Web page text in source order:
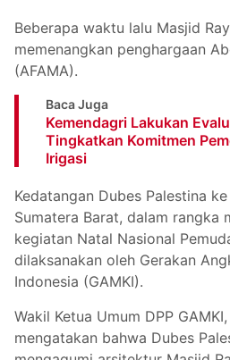
Beberapa waktu lalu Masjid
memenangkan penghargaan
(AFAMA).
Baca Juga
Kemendagri Lakukan
Tingkatkan Komitmen
Irigasi
Kedatangan Dubes Palestina
Sumatera Barat, dalam rangka
kegiatan Natal Nasional
dilaksanakan oleh Gerakan
Indonesia (GAMKI).
Wakil Ketua Umum DPP
mengatakan bahwa Dubes